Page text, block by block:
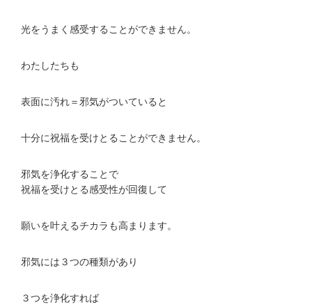
光をうまく感受することができません。
わたしたちも
表面に汚れ＝邪気がついていると
十分に祝福を受けとることができません。
邪気を浄化することで
祝福を受けとる感受性が回復して
願いを叶えるチカラも高まります。
邪気には３つの種類があり
３つを浄化すれば